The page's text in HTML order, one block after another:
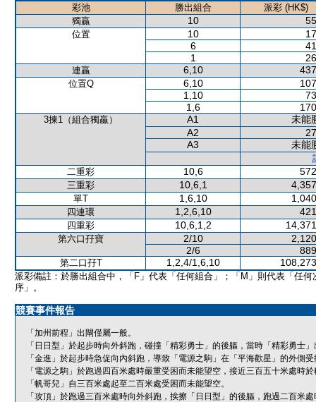
彩池 勝出組合
派彩 (HK$)
獨贏
10
位置 10
6
1
連贏 6,10
位置Q 6,10
1,10
1,6
3揀1（組合獨贏） A1
未能
A2
A3
未能
二重彩
10,6
三重彩 10,6,1
單T 1,6,10
四連環 1,2,6,10
四重彩 10,6,1,2
第六口孖寶 2/10
2/6
第二口孖T 1,2,4/1,6,10
派彩備註：於勝出組合中，「F」代表「任何組合」；「M」則代表「任何
序」。
競賽事件報告
「加州前程」出閘僅屬一般。
「日日型」於起步時向外斜跑，碰撞「精彩勇士」的後軀，當時「精彩勇士
「金進」於起步時急促向內斜跑，導致「電源之駒」在「平海歡星」的外側
「電源之駒」於跑過四百米處時嚴重受困而未能望空，接近三百五十米處時
「帆哥兒」自三百米處起至二百米處受困而未能望空。
「攻頂」於跑過三百米處時向外斜跑，挨擦「日日型」的後軀，跑過二百米